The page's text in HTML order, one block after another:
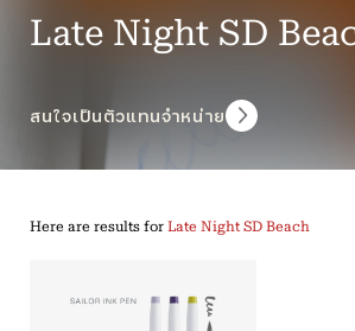
Late Night SD
สนใจเป็นตัวแทนจำหน่าย
Here are results for Late Night SD Beach